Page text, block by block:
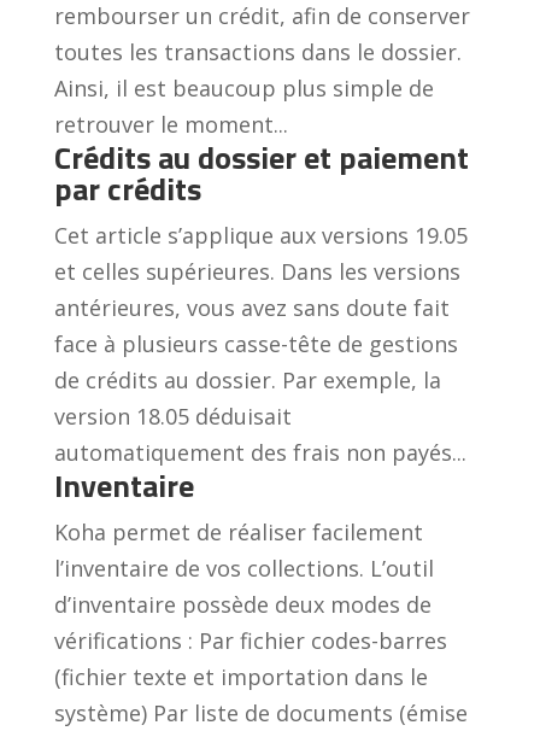
rembourser un crédit, afin de conserver
toutes les transactions dans le dossier.
Ainsi, il est beaucoup plus simple de
retrouver le moment...
Crédits au dossier et paiement
par crédits
Cet article s’applique aux versions 19.05
et celles supérieures. Dans les versions
antérieures, vous avez sans doute fait
face à plusieurs casse-tête de gestions
de crédits au dossier. Par exemple, la
version 18.05 déduisait
automatiquement des frais non payés...
Inventaire
Koha permet de réaliser facilement
l’inventaire de vos collections. L’outil
d’inventaire possède deux modes de
vérifications : Par fichier codes-barres
(fichier texte et importation dans le
système) Par liste de documents (émise